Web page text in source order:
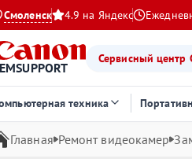
Смоленск 4.9 на Яндекс
Сервисный центр
техника
Главная Ремонт видеокамер